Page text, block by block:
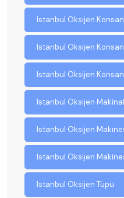
Istanbul Oksijen
Istanbul Oksijen
Istanbul Oksijen
Istanbul Oksijen
Istanbul Oksijen
Istanbul Oksijen
Istanbul Oksijen Tüpü